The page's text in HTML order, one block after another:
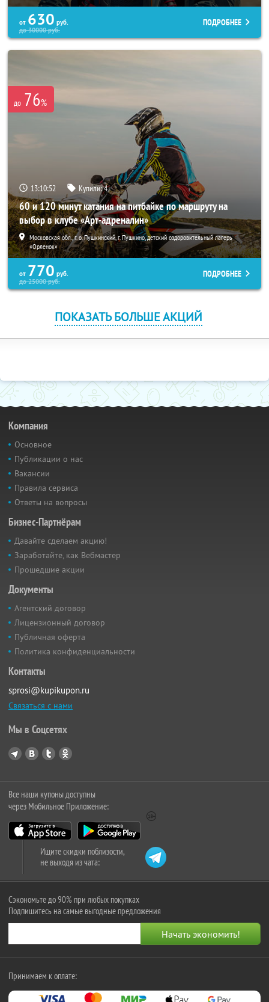
от 630 руб.
до30000руб.
ПОДРОБНЕЕ
до 76%
13:10:51 Купили:4
60 и 120 минут катания на питбайке по маршруту на
выбор в клубе «Арт-адреналин»
Московская обл., г. о. Пушкинский, г. Пушкино, детский оздоровительный лагерь
«Орленок»
от 770 руб.
до25000руб.
ПОДРОБНЕЕ
ПОКАЗАТЬ БОЛЬШЕ АКЦИЙ
Компания
Основное
Публикации о нас
Вакансии
Правила сервиса
Ответы на вопросы
Бизнес-Партнёрам
Давайте сделаем акцию!
Заработайте, как Вебмастер
Прошедшие акции
Документы
Агентский договор
Лицензионный договор
Публичная оферта
Политика конфиденциальности
Контакты
sprosi@kupikupon.ru
Связаться с нами
Мы в Соцсетях
Все наши купоны доступны
через Мобильное Приложение:
Ищите скидки поблизости,
не выходя из чата:
Сэкономьте до 90% при любых покупках
Подпишитесь на самые выгодные предложения
Принимаем к оплате: